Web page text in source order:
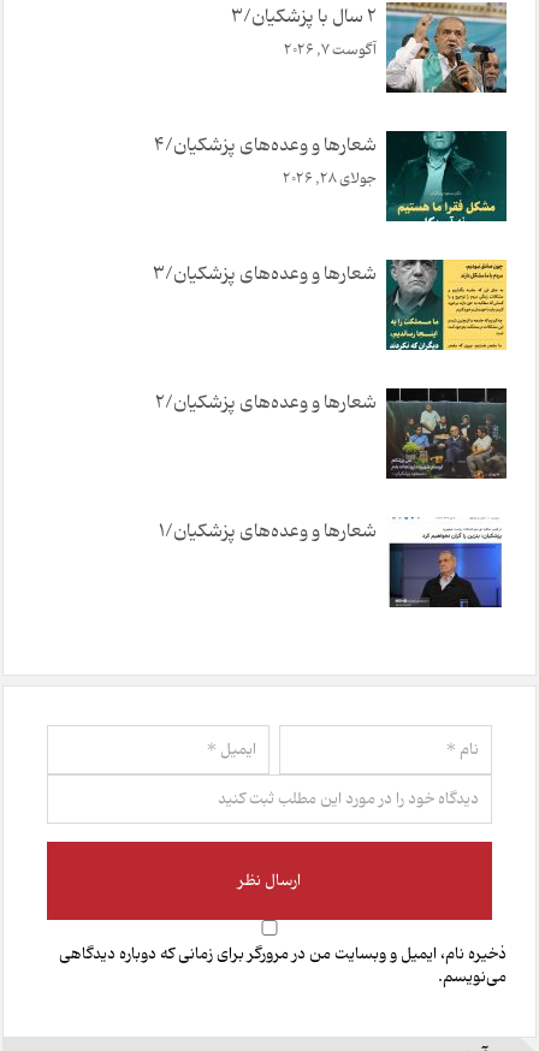
2 سال با پزشکیان/3
آگوست 7, 2026
شعارها و وعده‌های پزشکیان/4
جولای 28, 2026
شعارها و وعده‌های پزشکیان/3
شعارها و وعده‌های پزشکیان/2
شعارها و وعده‌های پزشکیان/1
ذخیره نام، ایمیل و وبسایت من در مرورگر برای زمانی که دوباره دیدگاهی
می‌نویسم.